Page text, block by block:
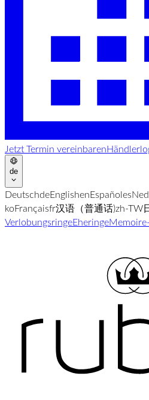
Jetzt Termin vereinbaren
de
DeutschdeEnglishenEspañoles
koFrançaisfr汉语（普通话)zh-TW
VerlobungsringeEheringe